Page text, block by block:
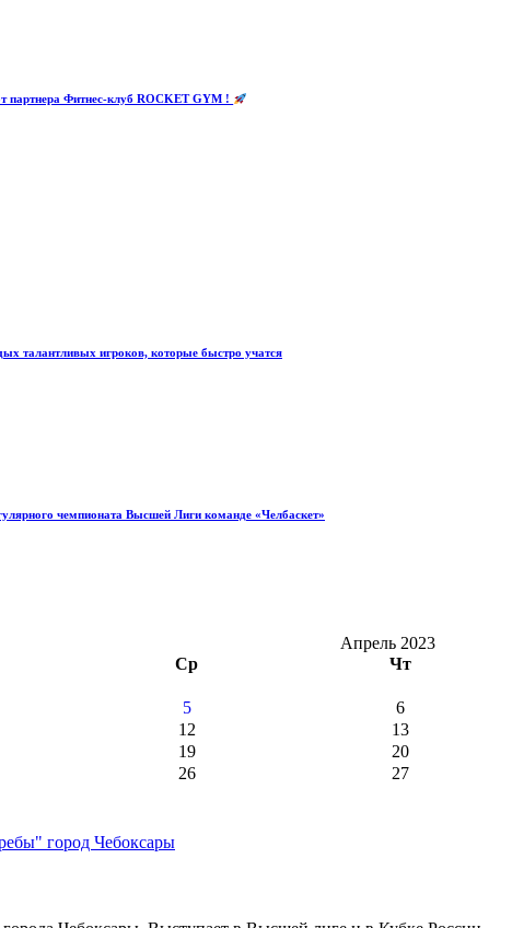
партнера Фитнес-клуб ROCKET GYM !
талантливых игроков, которые быстро учатся
чемпионата Высшей Лиги команде «Челбаскет»
Апрель 2023
Ср Чт
5 6
12 13
19 20
26 27